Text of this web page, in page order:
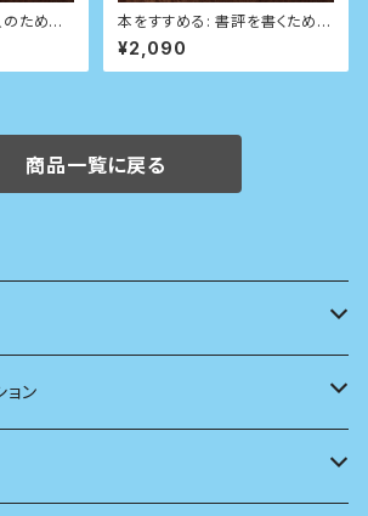
ための
本をすすめる: 書評を書くための
技術
¥2,090
商品一覧に戻る
ョン